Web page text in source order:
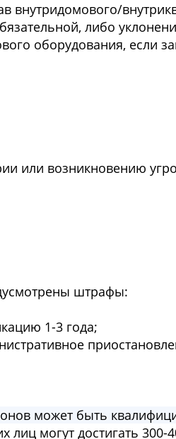
внутридомового/
либо
оборудования, если
или возникновению
штрафы:
1-3 года;
может быть
могут достигать 300-